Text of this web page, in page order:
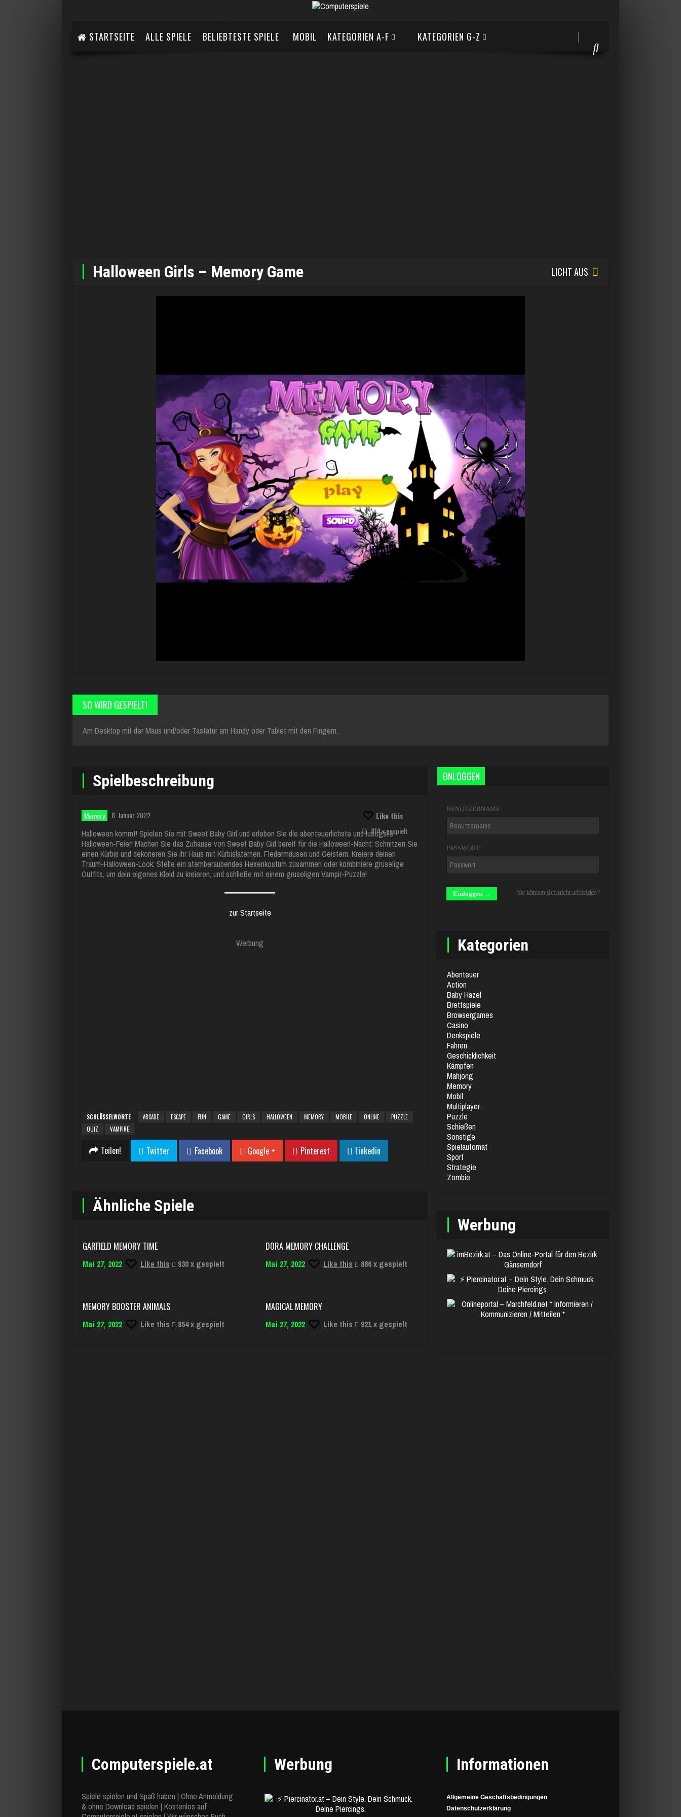
STARTSEITE ALLE SPIELE BELIEBTESTE SPIELE MOBIL KATEGORIEN A-F KATEGORIEN G-Z
Halloween Girls – Memory Game LICHT AUS
SO WIRD GESPIELT!
Am Desktop mit der Maus und/oder Tastatur am Handy oder Tablet mit den Fingern.
Spielbeschreibung
Memory 8. Januar 2022
Like this
814 x gespielt
Halloween kommt! Spielen Sie mit Sweet Baby Girl und erleben Sie die abenteuerlichste und lustigste
Halloween-Feier! Machen Sie das Zuhause von Sweet Baby Girl bereit für die Halloween-Nacht: Schnitzen Sie
einen Kürbis und dekorieren Sie ihr Haus mit Kürbislaternen, Fledermäusen und Geistern. Kreiere deinen
Traum-Halloween-Look: Stelle ein atemberaubendes Hexenkostüm zusammen oder kombiniere gruselige
Outfits, um dein eigenes Kleid zu kreieren, und schließe mit einem gruseligen Vampir-Puzzle!
zur Startseite
Werbung
SCHLÜSSELWORTE ARCADE ESCAPE FUN GAME GIRLS HALLOWEEN MEMORY MOBILE ONLINE
PUZZLE
QUIZ
VAMPIRE
Teilen! Twitter Facebook Google + Pinterest Linkedin
Ähnliche Spiele
GARFIELD MEMORY TIME
Mai 27, 2022 Like this 930 x gespielt
DORA MEMORY CHALLENGE
Mai 27, 2022 Like this 886 x gespielt
MEMORY BOOSTER ANIMALS
Mai 27, 2022 Like this 854 x gespielt
MAGICAL MEMORY
Mai 27, 2022 Like this 921 x gespielt
EINLOGGEN
BENUTZERNAME:
PASSWORT:
Sie können sich nicht anmelden?
Kategorien
Abenteuer
Action
Baby Hazel
Brettspiele
Browsergames
Casino
Denkspiele
Fahren
Geschicklichkeit
Kämpfen
Mahjong
Memory
Mobil
Multiplayer
Puzzle
Schießen
Sonstige
Spielautomat
Sport
Strategie
Zombie
Werbung
Computerspiele.at
Spiele spielen und Spaß haben | Ohne Anmeldung
& ohne Download spielen | Kostenlos auf
Werbung Informationen
Allgemeine Geschäftsbedingungen
Datenschutzerklärung